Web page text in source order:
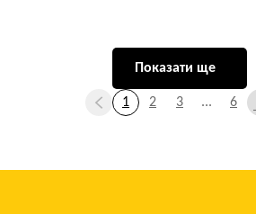
Показати ще
1 2 3 ... 6